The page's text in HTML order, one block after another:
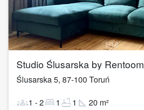
1/18
Studio Ślusarska by Rentoom
Ślusarska 5, 87-100 Toruń
groups1 -2bed1 bathtub1 square_foot 20 m²